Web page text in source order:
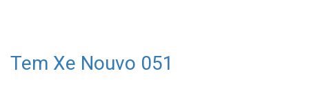
Tem Xe Nouvo 051